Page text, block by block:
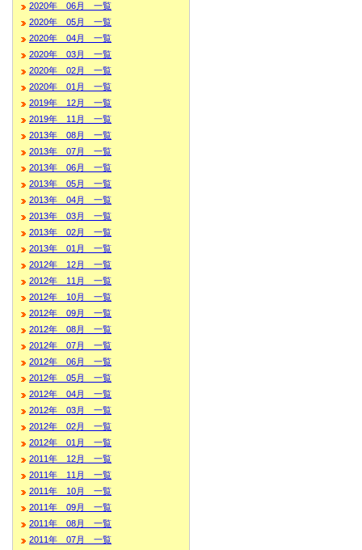
2020年 06月 一覧
2020年 05月 一覧
2020年 04月 一覧
2020年 03月 一覧
2020年 02月 一覧
2020年 01月 一覧
2019年 12月 一覧
2019年 11月 一覧
2013年 08月 一覧
2013年 07月 一覧
2013年 06月 一覧
2013年 05月 一覧
2013年 04月 一覧
2013年 03月 一覧
2013年 02月 一覧
2013年 01月 一覧
2012年 12月 一覧
2012年 11月 一覧
2012年 10月 一覧
2012年 09月 一覧
2012年 08月 一覧
2012年 07月 一覧
2012年 06月 一覧
2012年 05月 一覧
2012年 04月 一覧
2012年 03月 一覧
2012年 02月 一覧
2012年 01月 一覧
2011年 12月 一覧
2011年 11月 一覧
2011年 10月 一覧
2011年 09月 一覧
2011年 08月 一覧
2011年 07月 一覧